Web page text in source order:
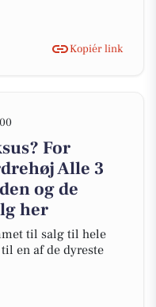
Kopiér link
For
Alle 3
og de
her
til salg til hele
en af de dyreste